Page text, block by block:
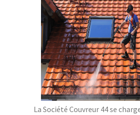
La Société Couvreur 44 se